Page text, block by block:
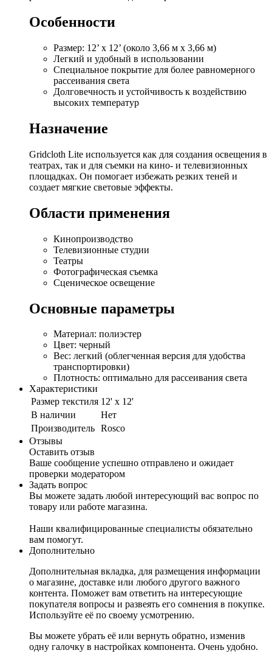
Особенности
Размер: 12’ x 12’ (около 3,66 м x 3,66 м)
Легкий и удобный в использовании
Специальное покрытие для более равномерного
рассеивания света
Долговечность и устойчивость к воздействию
высоких температур
Назначение
Gridcloth Lite используется как для создания освещения в
театрах, так и для съемки на кино- и телевизионных
площадках. Он помогает избежать резких теней и
создает мягкие световые эффекты.
Области применения
Кинопроизводство
Телевизионные студии
Театры
Фотографическая съемка
Сценическое освещение
Основные параметры
Материал: полиэстер
Цвет: черный
Вес: легкий (облегченная версия для удобства
транспортировки)
Плотность: оптимально для рассеивания света
Характеристики
Размер текстиля 12' x 12'
В наличии
Нет
Производитель Rosco
Отзывы
Оставить отзыв
Ваше сообщение успешно отправлено и ожидает
проверки модератором
Задать вопрос
Вы можете задать любой интересующий вас вопрос по
товару или работе магазина.
Наши квалифицированные специалисты обязательно
вам помогут.
Дополнительно
Дополнительная вкладка, для размещения информации
о магазине, доставке или любого другого важного
контента. Поможет вам ответить на интересующие
покупателя вопросы и развеять его сомнения в покупке.
Используйте её по своему усмотрению.
Вы можете убрать её или вернуть обратно, изменив
одну галочку в настройках компонента. Очень удобно.